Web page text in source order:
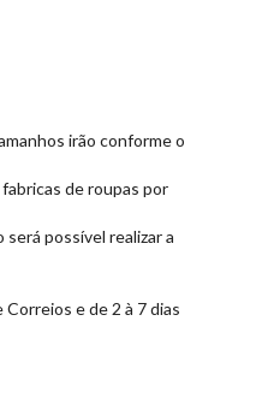
irão conforme o
de roupas por
possível realizar a
e de 2 à 7 dias